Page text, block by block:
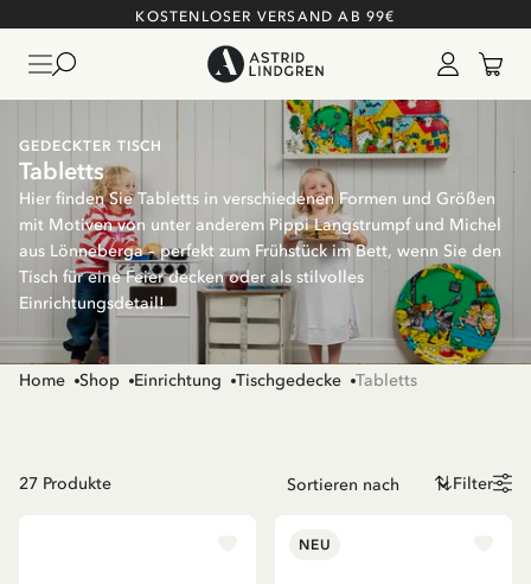
KOSTENLOSER VERSAND AB 99€
GEDECKTER TISCH
Tabletts
Hier finden Sie Tabletts in verschiedenen Formen und Größen
mit Motiven von unter anderem Pippi Langstrumpf und Michel
aus Lönneberga – perfekt zum Frühstück im Bett, wenn Sie den
Tisch für eine Feier decken oder als stilvolles
Einrichtungsdetail!
Home Shop Einrichtung Tischgedecke Tabletts
27 Produkte Filter
NEU